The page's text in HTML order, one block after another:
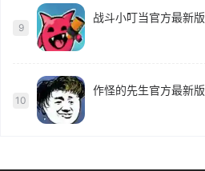
9
战斗小叮当官方最新版
10
作怪的先生官方最新版